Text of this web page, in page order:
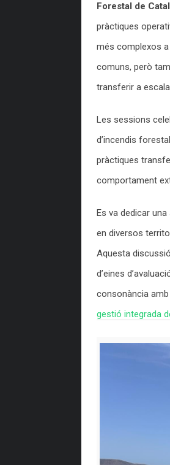
Forestal de
pràctiques
més complexos
comuns, però
transferir a escala
Les sessions
d’incendis
pràctiques
comportament
Es va dedicar
en diversos
Aquesta
d’eines
consonància
gestió integrada